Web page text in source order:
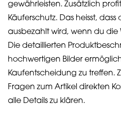
gewährleisten. Zusätzlich
Käuferschutz. Das heisst,
ausbezahlt wird, wenn du die
Die detaillierten
hochwertigen Bilder
Kaufentscheidung zu treffen.
Fragen zum Artikel direkten
alle Details zu klären.